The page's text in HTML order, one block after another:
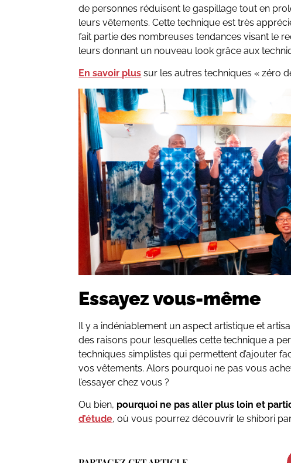
de personnes réduisent le gaspillage tout en
leurs vêtements. Cette technique est très
fait partie des nombreuses tendances visant le
leurs donnant un nouveau look grâce aux
En savoir plus sur les autres techniques « zéro
Essayez vous-même
Il y a indéniablement un aspect artistique et
des raisons pour lesquelles cette technique a
techniques simplistes qui permettent d’ajouter
vos vêtements. Alors pourquoi ne pas vous
l’essayer chez vous ?
Ou bien, pourquoi ne pas aller plus loin et
d’étude, où vous pourrez découvrir le shibori